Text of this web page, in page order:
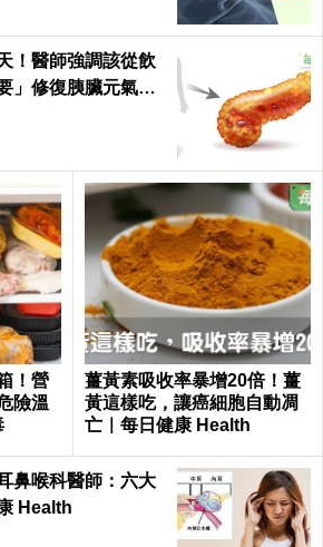
！醫師強調該從飲
」修復胰臟元氣｜
！營
險溫
薑黃素吸收率暴增20倍！薑
黃這樣吃，讓癌細胞自動凋
亡｜每日健康 Health
鼻喉科醫師：六大
Health